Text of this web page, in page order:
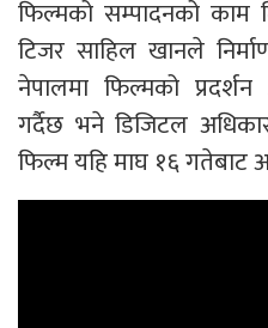
फिल्मको सम्पादनको काम
टिजर साहिल खानले
नेपालमा फिल्मको
गर्दैछ भने डिजिटल
फिल्म यहि माघ १६ गतेबाट